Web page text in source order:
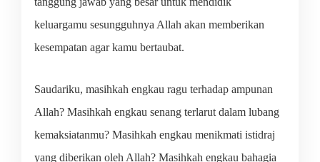
keluargamu sesungguhnya Allah akan memberikan
kesempatan agar kamu bertaubat.
Saudariku, masihkah engkau ragu terhadap ampunan
Allah? Masihkah engkau senang terlarut dalam lubang
kemaksiatanmu? Masihkah engkau menikmati istidraj
yang diberikan oleh Allah? Masihkah engkau bahagia